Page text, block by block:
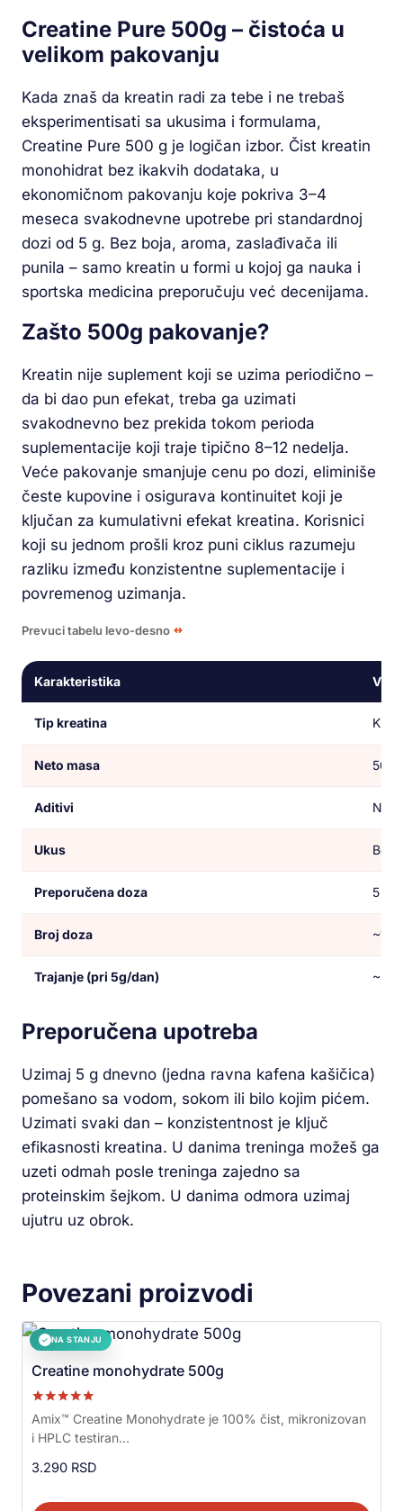
Creatine Pure 500g – čistoća u
velikom pakovanju
Kada znaš da kreatin radi za tebe i ne trebaš
eksperimentisati sa ukusima i formulama,
Creatine Pure 500 g je logičan izbor. Čist kreatin
monohidrat bez ikakvih dodataka, u
ekonomičnom pakovanju koje pokriva 3–4
meseca svakodnevne upotrebe pri standardnoj
dozi od 5 g. Bez boja, aroma, zaslađivača ili
punila – samo kreatin u formi u kojoj ga nauka i
sportska medicina preporučuju već decenijama.
Zašto 500g pakovanje?
Kreatin nije suplement koji se uzima periodično –
da bi dao pun efekat, treba ga uzimati
svakodnevno bez prekida tokom perioda
suplementacije koji traje tipično 8–12 nedelja.
Veće pakovanje smanjuje cenu po dozi, eliminiše
česte kupovine i osigurava kontinuitet koji je
ključan za kumulativni efekat kreatina. Korisnici
koji su jednom prošli kroz puni ciklus razumeju
razliku između konzistentne suplementacije i
povremenog uzimanja.
Prevuci tabelu levo-desno
Karakteristika
Tip kreatina
Neto masa 500
Aditivi
Ukus Bez
Preporučena doza 5 g
Broj doza
Trajanje (pri 5g/dan) ~3,3
Preporučena upotreba
Uzimaj 5 g dnevno (jedna ravna kafena kašičica)
pomešano sa vodom, sokom ili bilo kojim pićem.
Uzimati svaki dan – konzistentnost je ključ
efikasnosti kreatina. U danima treninga možeš ga
uzeti odmah posle treninga zajedno sa
proteinskim šejkom. U danima odmora uzimaj
ujutru uz obrok.
Povezani proizvodi
✓ NA STANJU
Creatine monohydrate 500g
Ocenjeno sa
5.00
od 5
Amix™ Creatine Monohydrate je 100% čist, mikronizovan
i HPLC testiran...
3.290 RSD